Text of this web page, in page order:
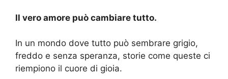
Il vero amore può cambiare tutto.
In un mondo dove tutto può sembrare grigio,
freddo e senza speranza, storie come queste ci
riempiono il cuore di gioia.